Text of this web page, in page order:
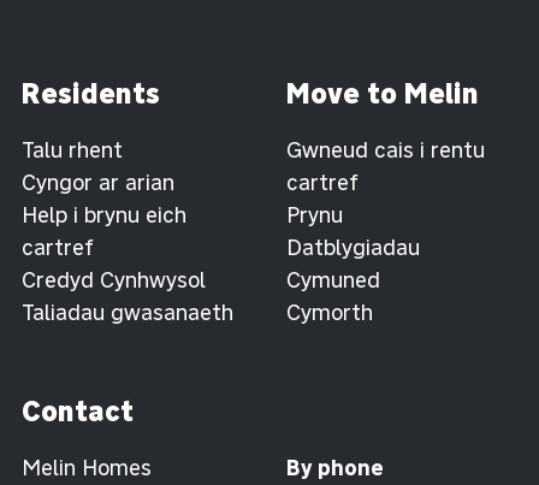
Residents
Talu rhent
Cyngor ar arian
Help i brynu eich
cartref
Credyd Cynhwysol
Taliadau gwasanaeth
Move to Melin
Gwneud cais i rentu
cartref
Prynu
Datblygiadau
Cymuned
Cymorth
Contact
Melin Homes
By phone